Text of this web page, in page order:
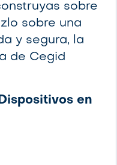
sobre
sobre una
y segura, la
de Cegid
en